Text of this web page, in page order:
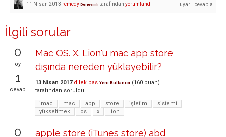
11 Nisan 2013 remedy Deneyimli tarafından yorumlandı
İlgili sorular
0
oy
1
cevap
Mac OS. X. Lion'u mac app store
dışında nereden yükleyebilir?
13 Nisan 2017 dilek bas Yeni Kullanıcı (160 puan)
tarafından soruldu
imac
mac app store işletim
sistemi
yükseltmek
os x lion
0
apple store (iTunes store) abd